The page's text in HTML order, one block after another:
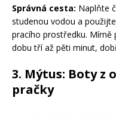
Správná cesta: Naplňte
studenou vodou a
pracího prostředku.
dobu tří až pěti minut,
3. Mýtus: Boty z
pračky